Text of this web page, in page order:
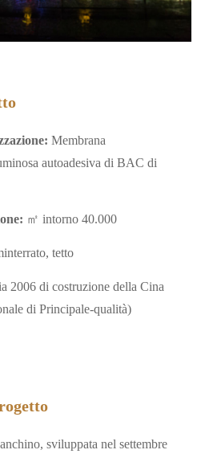
Membrana
autoadesiva di BAC di
㎡ intorno 40.000
tetto
2006 di costruzione della Cina
di Principale-qualità)
sviluppata nel settembre